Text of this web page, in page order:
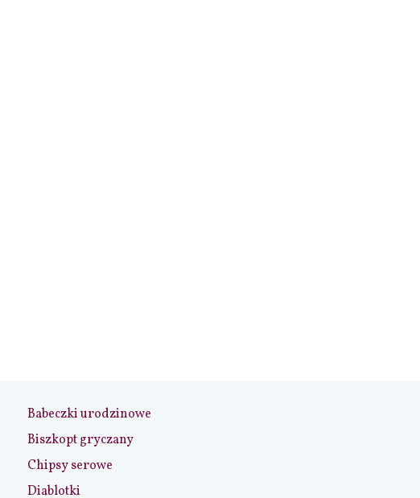
Babeczki urodzinowe
Biszkopt gryczany
Chipsy serowe
Diablotki